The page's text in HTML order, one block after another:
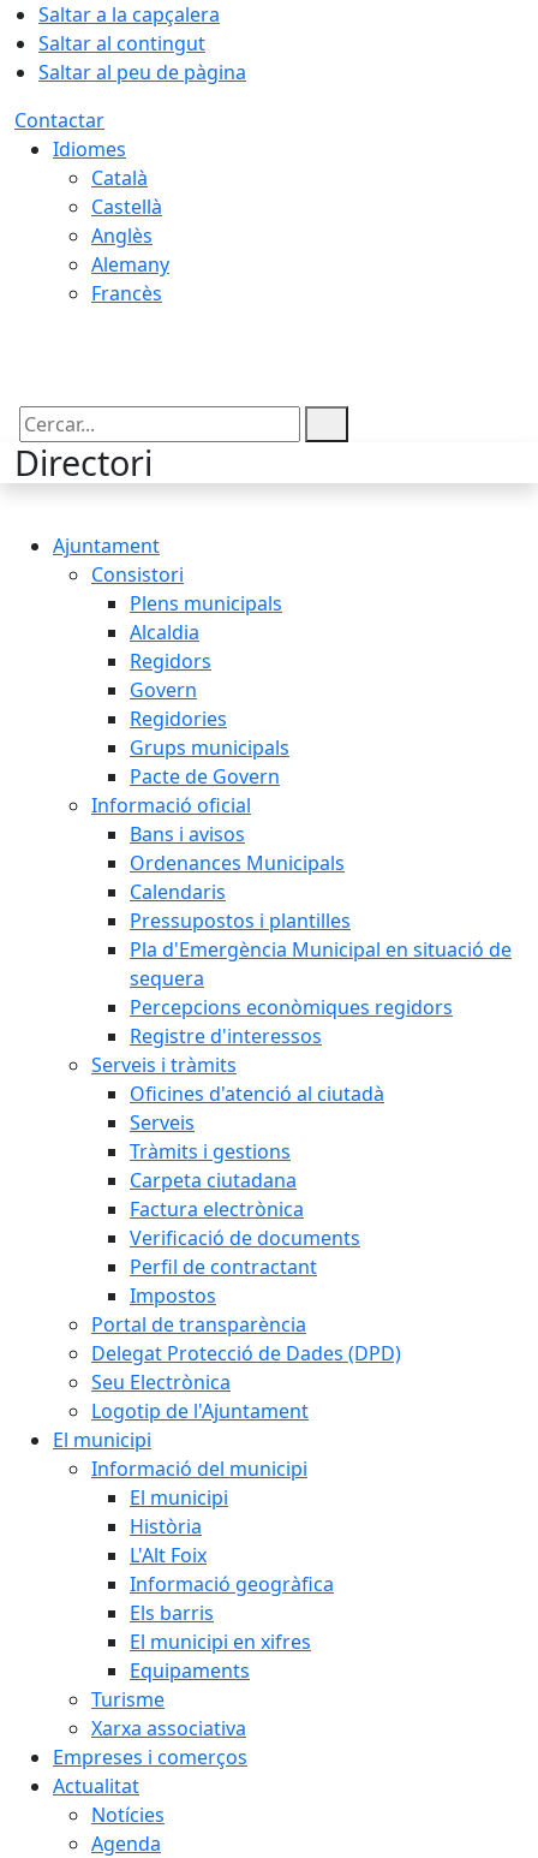
Saltar a la capçalera
Saltar al contingut
Saltar al peu de pàgina
Contactar
Idiomes
Català
Castellà
Anglès
Alemany
Francès
Cercar:
Directori
Ajuntament
Consistori
Plens municipals
Alcaldia
Regidors
Govern
Regidories
Grups municipals
Pacte de Govern
Informació oficial
Bans i avisos
Ordenances Municipals
Calendaris
Pressupostos i plantilles
Pla d'Emergència Municipal en situació de
sequera
Percepcions econòmiques regidors
Registre d'interessos
Serveis i tràmits
Oficines d'atenció al ciutadà
Serveis
Tràmits i gestions
Carpeta ciutadana
Factura electrònica
Verificació de documents
Perfil de contractant
Impostos
Portal de transparència
Delegat Protecció de Dades (DPD)
Seu Electrònica
Logotip de l'Ajuntament
El municipi
Informació del municipi
El municipi
Història
L'Alt Foix
Informació geogràfica
Els barris
El municipi en xifres
Equipaments
Turisme
Xarxa associativa
Empreses i comerços
Actualitat
Notícies
Agenda